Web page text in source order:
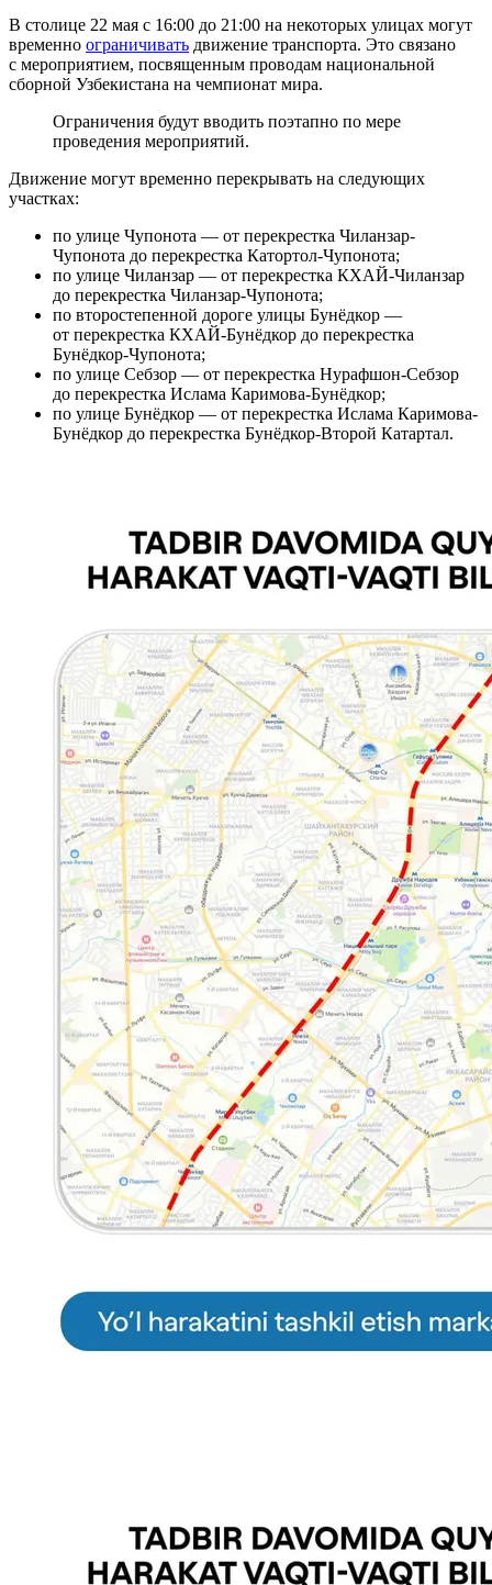
В столице 22 мая с 16:00 до 21:00 на некоторых улицах могут
временно ограничивать движение транспорта. Это связано
с мероприятием, посвященным проводам национальной
сборной Узбекистана на чемпионат мира.
Ограничения будут вводить поэтапно по мере
проведения мероприятий.
Движение могут временно перекрывать на следующих
участках:
по улице Чупонота — от перекрестка Чиланзар-
Чупонота до перекрестка Катортол-Чупонота;
по улице Чиланзар — от перекрестка КХАЙ-Чиланзар
до перекрестка Чиланзар-Чупонота;
по второстепенной дороге улицы Бунёдкор —
от перекрестка КХАЙ-Бунёдкор до перекрестка
Бунёдкор-Чупонота;
по улице Себзор — от перекрестка Нурафшон-Себзор
до перекрестка Ислама Каримова-Бунёдкор;
по улице Бунёдкор — от перекрестка Ислама Каримова-
Бунёдкор до перекрестка Бунёдкор-Второй Катартал.